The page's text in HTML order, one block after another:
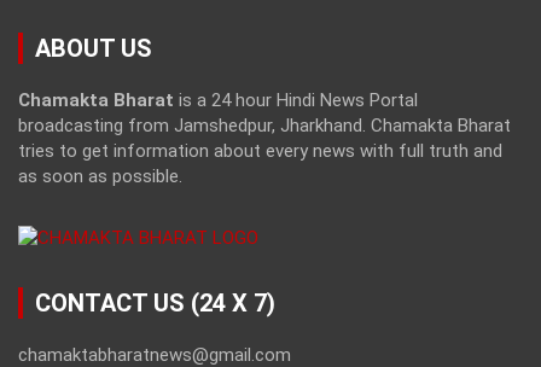
ABOUT US
Chamakta Bharat is a 24 hour Hindi News Portal
broadcasting from Jamshedpur, Jharkhand. Chamakta Bharat
tries to get information about every news with full truth and
as soon as possible.
CONTACT US (24 X 7)
chamaktabharatnews@gmail.com